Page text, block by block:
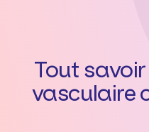
Tout
vasculaire